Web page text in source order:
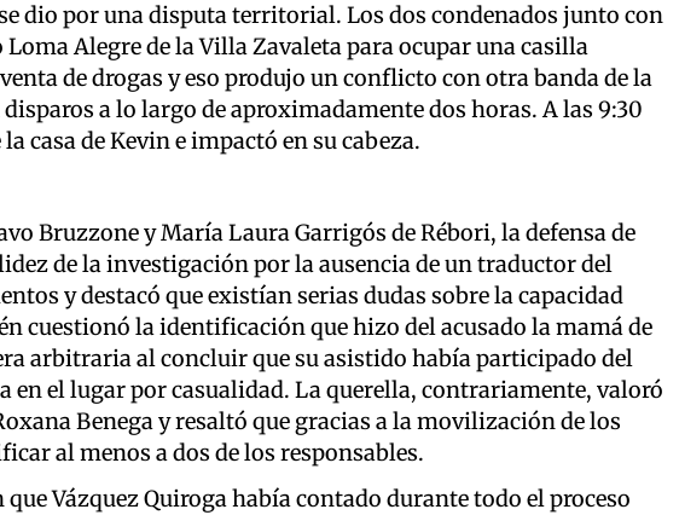
dio por una disputa territorial. Los dos condenados junto con
Alegre de la Villa Zavaleta para ocupar una casilla
de drogas y eso produjo un conflicto con otra banda de la
a lo largo de aproximadamente dos horas. A las 9:30
casa de Kevin e impactó en su cabeza.
Bruzzone y María Laura Garrigós de Rébori, la defensa de
de la investigación por la ausencia de un traductor del
y destacó que existían serias dudas sobre la capacidad
cuestionó la identificación que hizo del acusado la mamá de
arbitraria al concluir que su asistido había participado del
en el lugar por casualidad. La querella, contrariamente, valoró
Benega y resaltó que gracias a la movilización de los
al menos a dos de los responsables.
Vázquez Quiroga había contado durante todo el proceso